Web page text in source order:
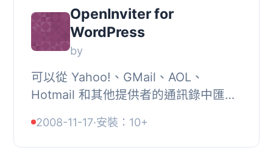
OpenInviter for
WordPress
by
可以從 Yahoo!、GMail、AOL、
Hotmail 和其他提供者的通訊錄中匯入
OpenInviter 的所有優秀功能：, , 自動
更新, 本地和遠程調試, , ...
2008-11-17·安裝：10+